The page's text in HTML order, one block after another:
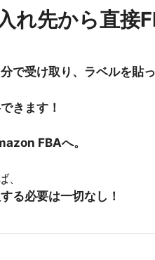
れ先から直接
で受け取り、ラベルを貼
きます！
FBAへ。
、
る必要は一切なし！